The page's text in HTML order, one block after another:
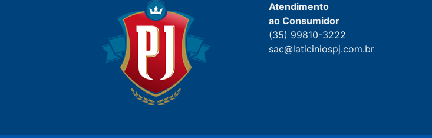
Atendimento
ao Consumidor
(35) 99810-3222
sac@laticiniospj.com.br